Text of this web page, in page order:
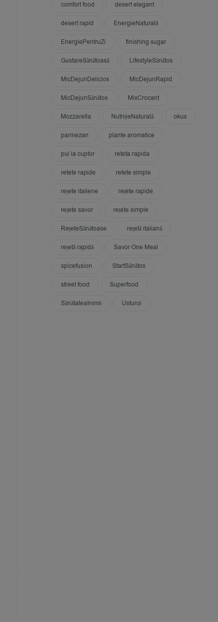
comfort food desert elegant
desert rapid EnergieNaturală
EnergiePentruZi finishing sugar
GustareSănătoasă LifestyleSănătos
MicDejunDelicios MicDejunRapid
MicDejunSănătos MixCrocant
Mozzarella NutrițieNaturală okus
parmezan plante aromatice
pui la cuptor reteta rapida
retete rapide retete simple
rețete italiene rețete rapide
rețete savor rețete simple
RețeteSănătoase rețetă italiană
rețetă rapidă Savor One Meal
spicefusion StartSănătos
street food Superfood
SănătateaInimii Usturoi